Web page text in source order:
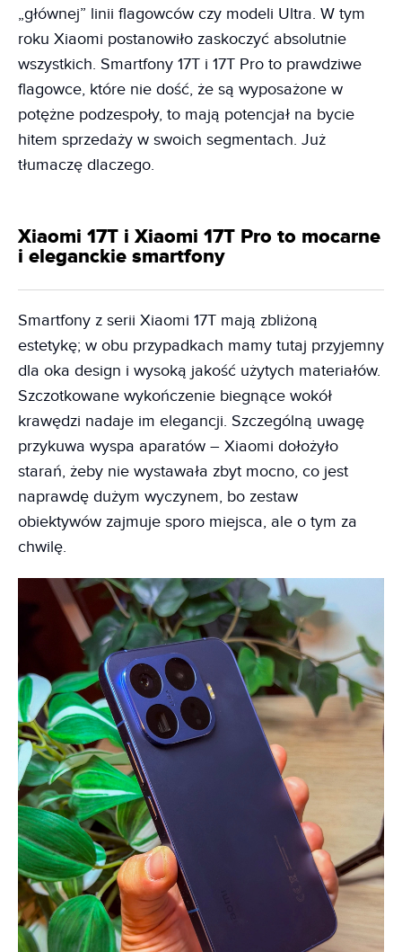
„głównej” linii flagowców czy modeli Ultra. W tym
roku Xiaomi postanowiło zaskoczyć absolutnie
wszystkich. Smartfony 17T i 17T Pro to prawdziwe
flagowce, które nie dość, że są wyposażone w
potężne podzespoły, to mają potencjał na bycie
hitem sprzedaży w swoich segmentach. Już
tłumaczę dlaczego.
Xiaomi 17T i Xiaomi 17T Pro to mocarne
i eleganckie smartfony
Smartfony z serii Xiaomi 17T mają zbliżoną
estetykę; w obu przypadkach mamy tutaj przyjemny
dla oka design i wysoką jakość użytych materiałów.
Szczotkowane wykończenie biegnące wokół
krawędzi nadaje im elegancji. Szczególną uwagę
przykuwa wyspa aparatów – Xiaomi dołożyło
starań, żeby nie wystawała zbyt mocno, co jest
naprawdę dużym wyczynem, bo zestaw
obiektywów zajmuje sporo miejsca, ale o tym za
chwilę.